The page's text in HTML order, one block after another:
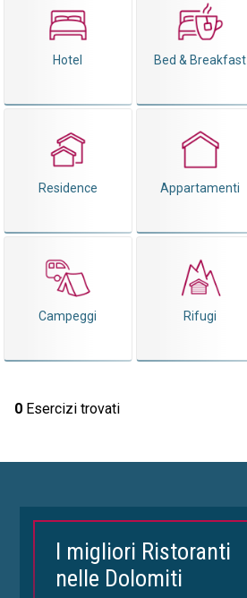
Hotel Bed & Breakfast
Residence Appartamenti
Campeggi Rifugi
0Esercizi trovati
I migliori Ristoranti
nelle Dolomiti